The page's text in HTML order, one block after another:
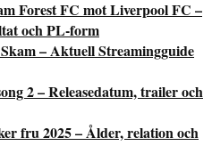
Forest FC mot Liverpool FC –
och PL-form
– Aktuell Streamingguide
2 – Releasedatum, trailer och
fru 2025 – Ålder, relation och